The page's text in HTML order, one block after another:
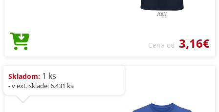
Cena od 3,16€
Skladom: 1 ks
- v ext. sklade: 6.431 ks